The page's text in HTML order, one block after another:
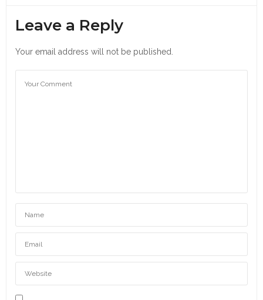
Leave a Reply
Your email address will not be published.